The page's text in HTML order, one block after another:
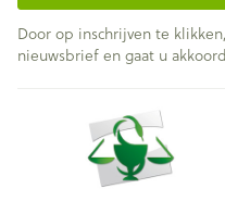
Door op inschrijven te
nieuwsbrief en gaat u